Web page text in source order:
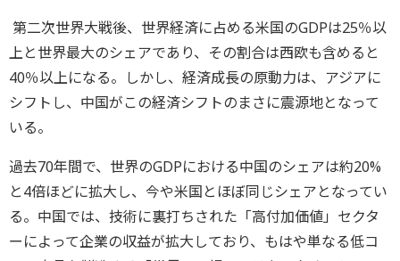
第二次世界大戦後、世界経済に占める米国のGDPは25％以
上と世界最大のシェアであり、その割合は西欧も含めると
40％以上になる。しかし、経済成長の原動力は、アジアに
シフトし、中国がこの経済シフトのまさに震源地となって
いる。
過去70年間で、世界のGDPにおける中国のシェアは約20%
と4倍ほどに拡大し、今や米国とほぼ同じシェアとなってい
る。中国では、技術に裏打ちされた「高付加価値」セクタ
ーによって企業の収益が拡大しており、もはや単なる低コ